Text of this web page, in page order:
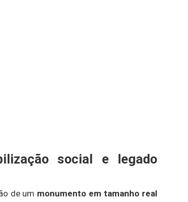
social e legado
de um monumento em tamanho real